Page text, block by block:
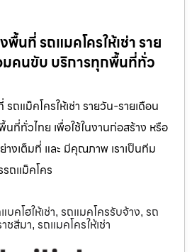
นที่ รถแมคโครให้เช่า ราย
มคนขับ บริการทุกพื้นที่ทั่ว
ถแม็คโครให้เช่า รายวัน-รายเดือน
ที่ทั่วไทย เพื่อใช้ในงานก่อสร้าง หรือ
งเต็มที่ และ มีคุณภาพ เราเป็นทีม
ถแม็คโคร
บคโฮให้เช่า, รถแมคโครรับจ้าง, รถ
ชสีมา, รถแมคโครให้เช่า